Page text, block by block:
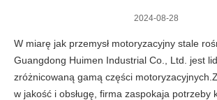
2024-08-28
W miarę jak przemysł motoryzacyjny stale
Guangdong Huimen Industrial Co., Ltd. jest
zróżnicowaną gamą części
w jakość i obsługę, firma zaspokaja potrzeby